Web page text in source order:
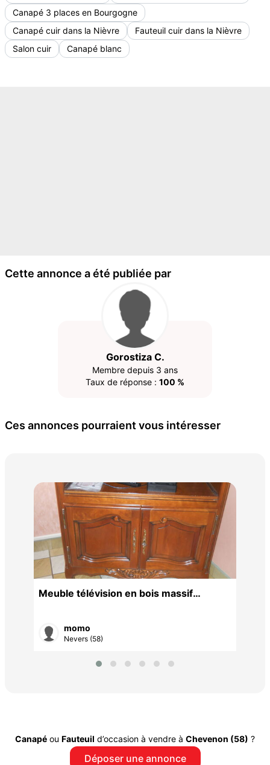
Canapé 3 places en Bourgogne
Canapé cuir dans la Nièvre
Fauteuil cuir dans la Nièvre
Salon cuir
Canapé blanc
Cette annonce a été publiée par
Gorostiza C.
Membre depuis 3 ans
Taux de réponse : 100 %
Ces annonces pourraient vous intéresser
Meuble télévision en bois massif
momo
Nevers (58)
Canapé ou Fauteuil d’occasion à vendre à Chevenon (58) ?
Déposer une annonce